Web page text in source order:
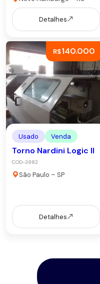
Detalhes
R$140.000
Usado Venda
Torno Nardini Logic II
COD-3982
São Paulo – SP
Detalhes